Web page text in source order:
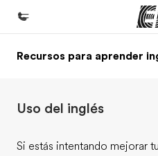
Inicio
Programas
Recursos para aprender
Uso del inglés
Si estás intentando mejorar